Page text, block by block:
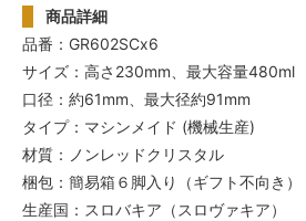
商品詳細
品番：GR602SCx6
サイズ：高さ230mm、最大容量480ml
口径：約61mm、最大径約91mm
タイプ：マシンメイド (機械生産)
材質：ノンレッドクリスタル
梱包：簡易箱６脚入り（ギフト不向き）
生産国：スロバキア（スロヴァキア）